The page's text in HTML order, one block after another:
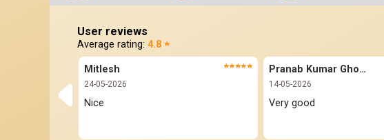
User reviews
Average rating: 4.8 ★
Mitlesh ★★★★★
24-05-2026
Nice
Pranab Kumar Ghorai
14-05-2026
Very good